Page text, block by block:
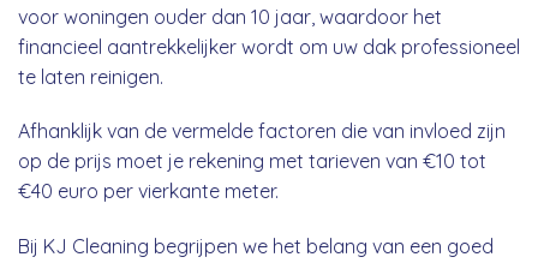
voor woningen ouder dan 10 jaar, waardoor het
financieel aantrekkelijker wordt om uw dak professioneel
te laten reinigen.
Afhanklijk van de vermelde factoren die van invloed zijn
op de prijs moet je rekening met tarieven van €10 tot
€40 euro per vierkante meter.
Bij KJ Cleaning begrijpen we het belang van een goed